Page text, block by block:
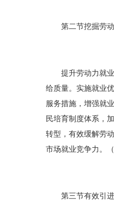
第二节挖掘劳动
提升劳动力就业
给质量。实施就业
服务措施，增强就
民培育制度体系，
转型，有效缓解劳
市场就业竞争力。
第三节有效引进